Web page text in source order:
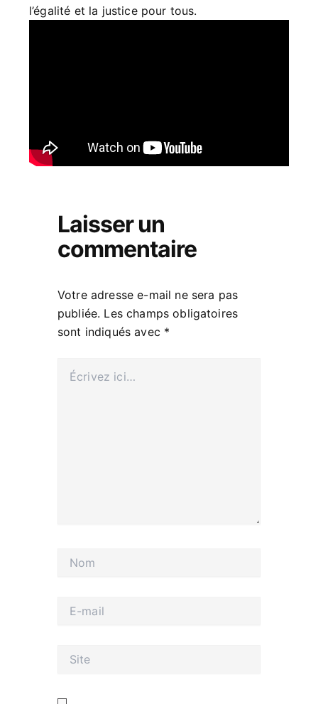
l’égalité et la justice pour tous.
Laisser un
commentaire
Votre adresse e-mail ne sera pas
publiée. Les champs obligatoires
sont indiqués avec *
ici…
mail